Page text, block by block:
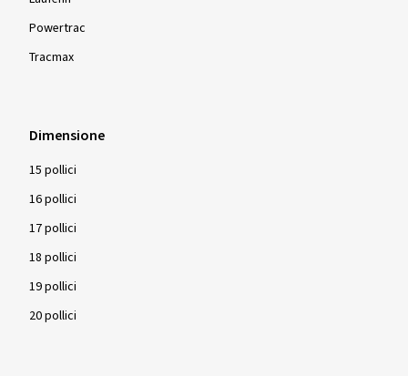
Powertrac
Tracmax
Dimensione
15 pollici
16 pollici
17 pollici
18 pollici
19 pollici
20 pollici